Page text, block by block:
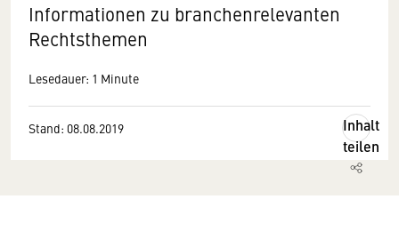
Informationen zu branchenrelevanten
Rechtsthemen
Lesedauer: 1 Minute
Stand: 08.08.2019
Inhalt
teilen